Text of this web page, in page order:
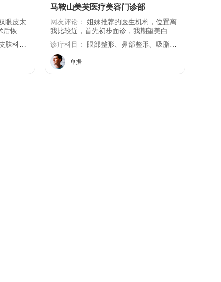
后恢复
妈生
心，服务项目近450项
马鞍山美芙医疗美容门诊部
网友评论：
我比较近，首先初步面诊，我期望美白祛
斑，店家给我面部卸妆清洁后做皮肤检
测，给我分析了皮肤内在问题，和介绍了
仪器，给我推进了超光子，支持扫码查验
这点让人放心。全面部均匀涂抹医用凝胶
后开始操作，术后没有不良反应，对比能
诊疗科目： 眼部整形、鼻部整形、吸脂整形、植发
单据